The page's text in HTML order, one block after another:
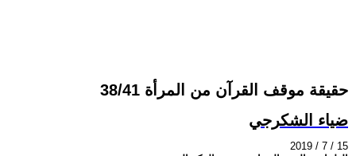
حقيقة موقف القرآن من المرأة 38/41
ضياء الشكرجي
2019 / 7 / 15